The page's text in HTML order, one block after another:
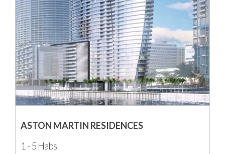
ASTON MARTIN RESIDENCES
1 - 5 Habs